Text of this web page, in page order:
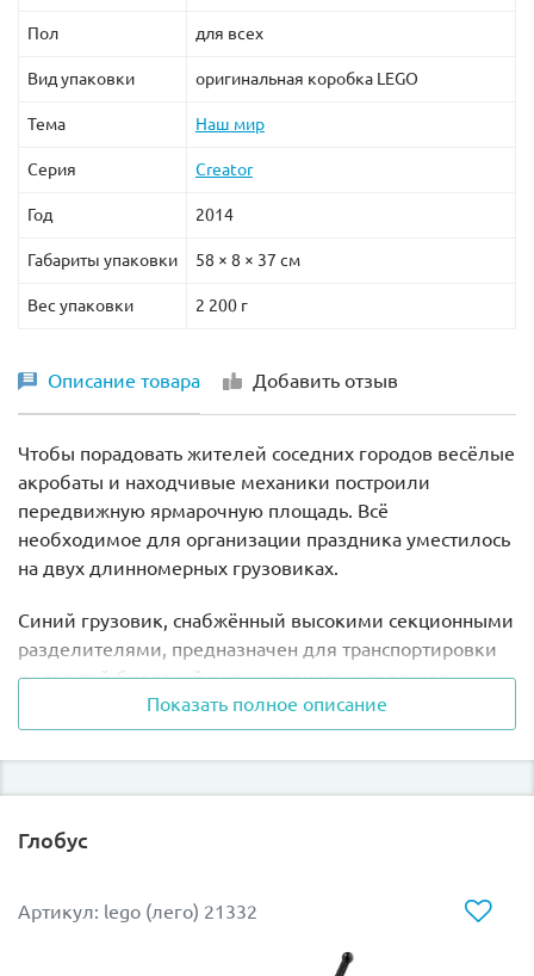
Пол для всех
Вид упаковки оригинальная коробка LEGO
Тема Наш мир
Серия Creator
Год 2014
Габариты упаковки 58 × 8 × 37 см
Вес упаковки 2 200 г
Описание товара Добавить отзыв
Чтобы порадовать жителей соседних городов весёлые
акробаты и находчивые механики построили
передвижную ярмарочную площадь. Всё
необходимое для организации праздника уместилось
на двух длинномерных грузовиках.
Синий грузовик, снабжённый высокими секционными
разделителями, предназначен для транспортировки
полосатой билетной кассы, водного и силового
аттракционов. В его кабине предусмотрено место для
одного водителя, который при необходимости
выполняет все погрузочно-разгрузочные работы. За
кабиной и под грузовой платформой установлены
фонарик, молоток, лопата и щётка.
Большой белый грузовик состоит из
решётка радиатора, противотуманные фары, системы
Показать полное описание
Глобус
Артикул: lego (лего) 21332